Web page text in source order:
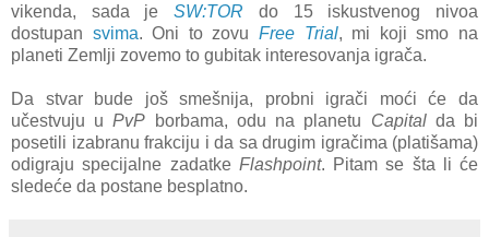
vikenda, sada jeSW:TOR do 15 iskustvenog nivoa
dostupan svima. Oni to zovuFree Trial, mi koji smo na
planeti Zemlji zovemo to gubitak interesovanja igrača.
Da stvar bude još smešnija, probni igrači moći će da
učestvuju uPvP borbama, odu na planetu Capitalda bi
posetili izabranu frakciju i da sa drugim igračima (platišama)
odigraju specijalne zadatke Flashpoint. Pitam se šta li će
sledeće da postane besplatno.